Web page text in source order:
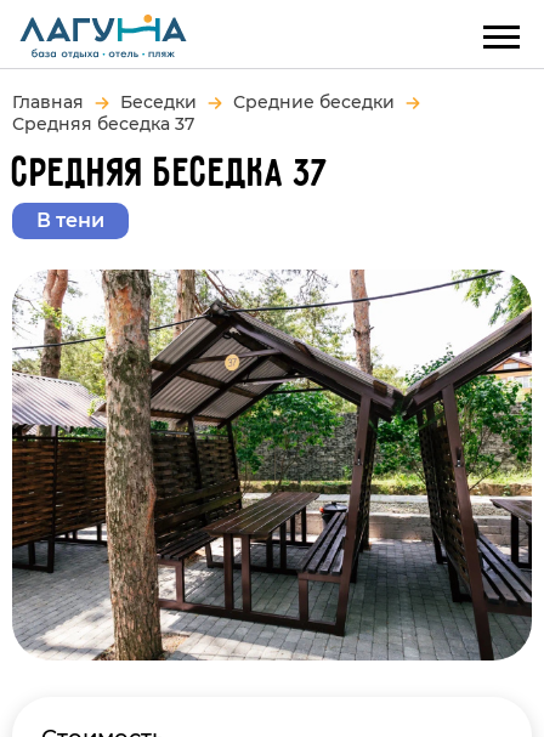
Главная Беседки
Средние беседки
Средняя беседка 37
СРЕДНЯЯ БЕСЕДКА 37
В тени